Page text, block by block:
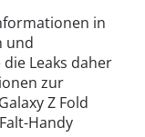
in
und
Leaks daher
zur
Z Fold
Handy